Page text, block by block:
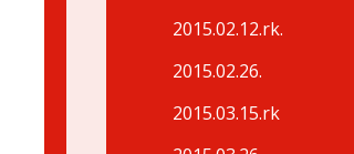
2015.02.12.rk.
2015.02.26.
2015.03.15.rk